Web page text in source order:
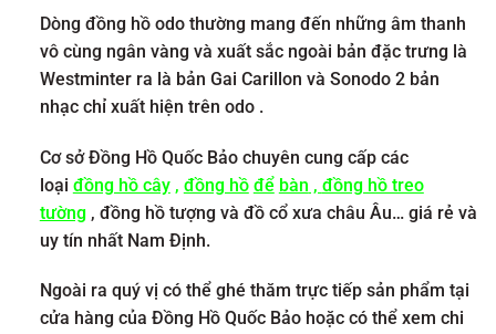
Dòng đồng hồ odo thường mang đến những âm thanh
vô cùng ngân vàng và xuất sắc ngoài bản đặc trưng là
Westminter ra là bản Gai Carillon và Sonodo 2 bản
nhạc chỉ xuất hiện trên odo .
Cơ sở Đồng Hồ Quốc Bảo chuyên cung cấp các
loại đồng hồ cây, đồng hồ để bàn , đồng hồ treo
tường, đồng hồ tượng và đồ cổ xưa châu Âu… giá rẻ và
uy tín nhất Nam Định.
Ngoài ra quý vị có thể ghé thăm trực tiếp sản phẩm tại
cửa hàng của Đồng Hồ Quốc Bảo hoặc có thể xem chi